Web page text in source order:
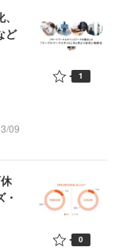
ど
09
1
0